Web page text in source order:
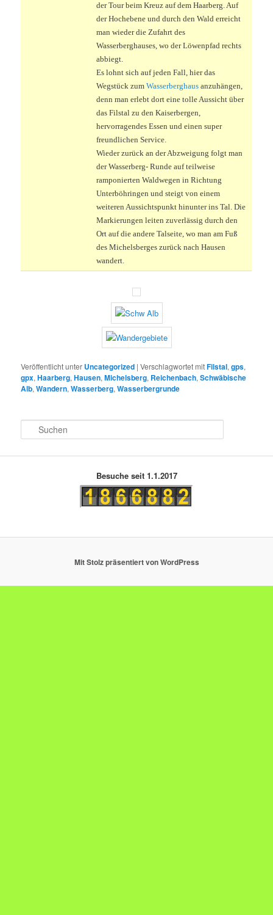
der Tour beim Kreuz auf dem Haarberg. Auf
der Hochebene und durch den Wald erreicht
man wieder die Zufahrt des
Wasserberghauses, wo der Löwenpfad rechts
abbiegt.
Es lohnt sich auf jeden Fall, hier das
Wegstück zumWasserberghaus anzuhängen,
denn man erlebt dort eine tolle Aussicht über
das Filstal zu den Kaiserbergen,
hervorragendes Essen und einen super
freundlichen Service.
Wieder zurück an der Abzweigung folgt man
der Wasserberg- Runde auf teilweise
ramponierten Waldwegen in Richtung
Unterböhringen und steigt von einem
weiteren Aussichtspunkt hinunter ins Tal. Die
Markierungen leiten zuverlässig durch den
Ort auf die andere Talseite, wo man am Fuß
des Michelsberges zurück nach Hausen
wandert.
Veröffentlicht unter Uncategorized |Verschlagwortet mitFilstal,gps,
gpx,Haarberg,Hausen,Michelsberg, Reichenbach,Schwäbische
Alb,Wandern,Wasserberg,Wasserbergrunde
u
Besuche seit 1.1.2017
Mit Stolz präsentiert von WordPress